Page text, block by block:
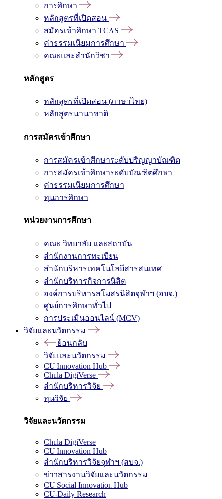
การศึกษา
หลักสูตรที่เปิดสอน
สมัครเข้าศึกษา TCAS
ค่าธรรมเนียมการศึกษา
คณะและสำนักวิชา
หลักสูตร
หลักสูตรที่เปิดสอน (ภาษาไทย)
หลักสูตรนานาชาติ
การสมัครเข้าศึกษา
การสมัครเข้าศึกษาระดับปริญญาบัณฑิต
การสมัครเข้าศึกษาระดับบัณฑิตศึกษา
ค่าธรรมเนียมการศึกษา
ทุนการศึกษา
หน่วยงานการศึกษา
คณะ วิทยาลัย และสถาบัน
สำนักงานการทะเบียน
สำนักบริหารเทคโนโลยีสารสนเทศ
สำนักบริหารกิจการนิสิต
องค์การบริหารสโมสรนิสิตจุฬาฯ (อบจ.)
ศูนย์การศึกษาทั่วไป
การประเมินออนไลน์ (MCV)
วิจัยและนวัตกรรม
ย้อนกลับ
วิจัยและนวัตกรรม
CU Innovation Hub
Chula DigiVerse
สำนักบริหารวิจัย
ทุนวิจัย
วิจัยและนวัตกรรม
Chula DigiVerse
CU Innovation Hub
สำนักบริหารวิจัยจุฬาฯ (สบจ.)
ข่าวสารงานวิจัยและนวัตกรรม
CU Social Innovation Hub
CU-Daily Research